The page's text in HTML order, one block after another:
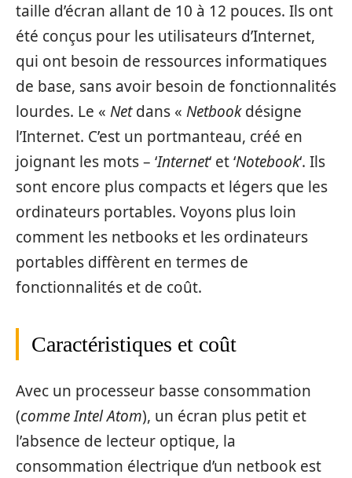
taille d’écran allant de 10 à 12 pouces. Ils ont
été conçus pour les utilisateurs d’Internet,
qui ont besoin de ressources informatiques
de base, sans avoir besoin de fonctionnalités
lourdes. Le « Netdans « Netbookdésigne
l’Internet. C’est un portmanteau, créé en
joignant les mots – ‘Internet‘ et ‘Notebook‘. Ils
sont encore plus compacts et légers que les
ordinateurs portables. Voyons plus loin
comment les netbooks et les ordinateurs
portables diffèrent en termes de
fonctionnalités et de coût.
Caractéristiques et coût
Avec un processeur basse consommation
(comme Intel Atom), un écran plus petit et
l’absence de lecteur optique, la
consommation électrique d’un netbook est